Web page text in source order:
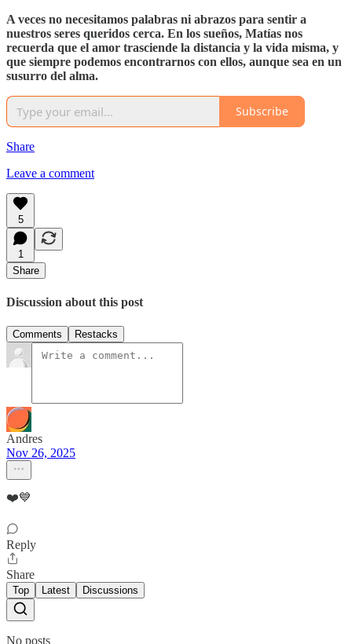
A veces no necesitamos palabras ni abrazos para sentir a
nuestros seres queridos cerca. En los sueños, Matías nos
recuerda que el amor trasciende la distancia y la vida misma, y
que siempre podemos encontrarnos con ellos, aunque sea en un
susurro del alma.
Subscribe
Share
Leave a comment
5
1
Share
Discussion about this post
Comments Restacks
Andres
Nov 26, 2025
❤️💙
Reply
Share
Top Latest Discussions
No posts